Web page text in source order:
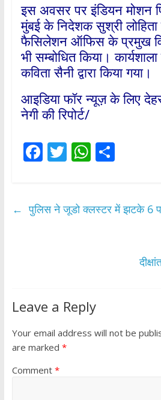
इस अवसर पर इंडियन मोशन
मुंबई के निदेशक सुश्री
फैसिलेशन ऑफिस के प्रमुख
भी सम्बोधित किया।
कविता सैनी द्वारा किया गया।
आइडिया फॉर न्यूज़ के लिए
नेगी की रिपोर्ट/
F
b
T
er
W
s
S
e
← पुलिस ने जूडो क्लस्टर में झटके 6
Leave a Reply
Your email address will not be
are marked *
Comment *